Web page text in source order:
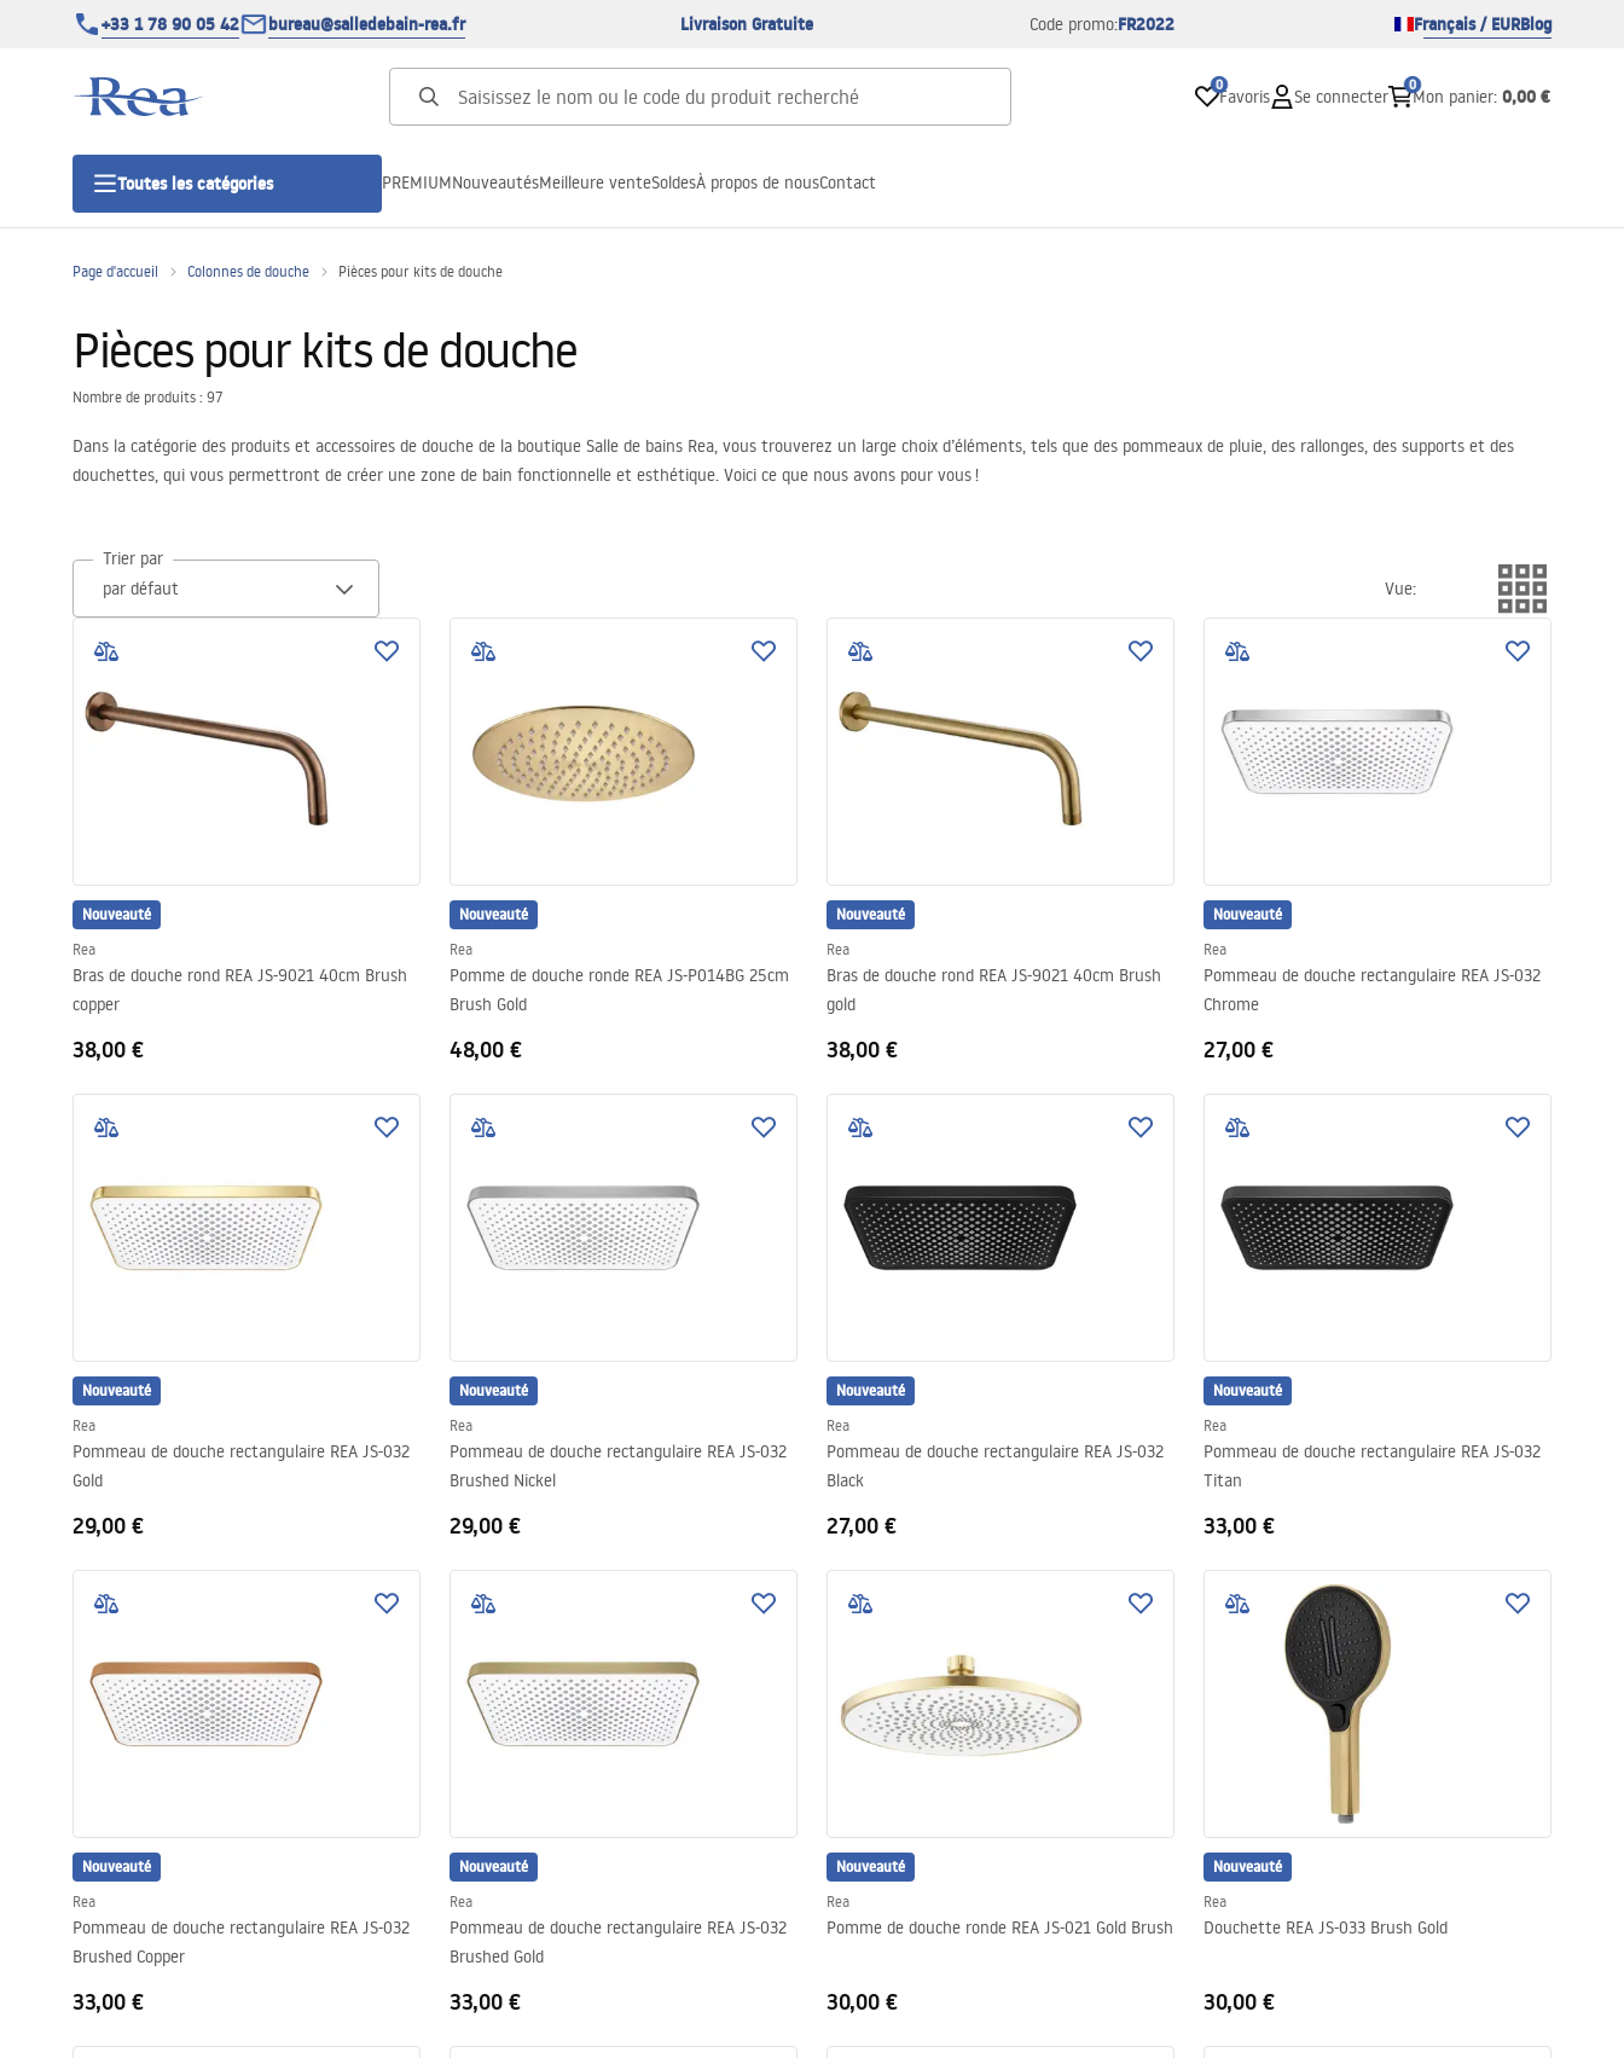
+33 1 78 90 05 42 bureau@salledebain-rea.fr Livraison Gratuite Code promo:FR2022 Français / EURBlog
0
Favoris Se connecter
0
Mon panier: 0,00 €
Toutes les catégories
Portes de douche
Cuvettes WC, bidets
Baignoires, pare-baignoires
Robinets de salle de bain
CUISINE
Accessoires et meubles de salle de
PREMIUMNouveautésMeilleure venteSoldesÀ propos de nousContact
Page d'accueil Colonnes de douche Pièces pour kits de douche
Pièces pour kits de douche
Nombre de produits : 97
Dans la catégorie des produits et accessoires de douche de la boutique Salle de bains Rea, vous trouverez un large choix d’éléments, tels que des pommeaux de pluie, des rallonges, des supports et des
douchettes, qui vous permettront de créer une zone de bain fonctionnelle et esthétique. Voici ce que nous avons pour vous !
Trier par
Vue:
Nouveauté
Rea
Bras de douche rond REA JS-9021 40cm Brush
copper
38,00 €
Nouveauté
Rea
Pomme de douche ronde REA JS-P014BG 25cm
Brush Gold
48,00 €
Nouveauté
Rea
Bras de douche rond REA JS-9021 40cm Brush
gold
38,00 €
Nouveauté
Rea
Pommeau de douche rectangulaire REA JS-032
Chrome
27,00 €
Nouveauté
Rea
Pommeau de douche rectangulaire REA JS-032
Gold
29,00 €
Nouveauté
Rea
Pommeau de douche rectangulaire REA JS-032
Brushed Nickel
29,00 €
Nouveauté
Rea
Pommeau de douche rectangulaire REA JS-032
Black
27,00 €
Nouveauté
Rea
Pommeau de douche rectangulaire REA JS-032
Titan
33,00 €
Nouveauté
Rea
Pommeau de douche rectangulaire REA JS-032
Brushed Copper
33,00 €
Nouveauté
Rea
Pommeau de douche rectangulaire REA JS-032
Brushed Gold
33,00 €
Nouveauté
Rea
Pomme de douche ronde REA JS-021 Gold Brush
30,00 €
Nouveauté
Rea
Douchette REA JS-033 Brush Gold
30,00 €